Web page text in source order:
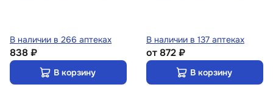
В наличии в 266 аптеках
838 ₽
В корзину
В наличии в 137 аптеках
от872 ₽
В корзину